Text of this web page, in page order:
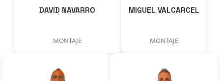
DAVID NAVARRO
MONTAJE
MIGUEL VALCARCEL
MONTAJE